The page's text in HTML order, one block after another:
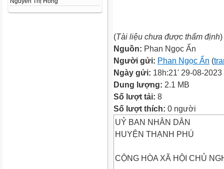
(Tài liệu chưa được thẩm định)
Nguồn: Phan Ngọc Ẩn
Người gửi: Phan Ngọc Ẩn (
Ngày gửi: 18h:21' 29-08-2023
Dung lượng: 2.1 MB
Số lượt tải: 8
Số lượt thích: 0 người
UỶ BAN NHÂN DÂN
HUYỆN THẠNH PHÚ
CỘNG HÒA XÃ HỘI CHỦ